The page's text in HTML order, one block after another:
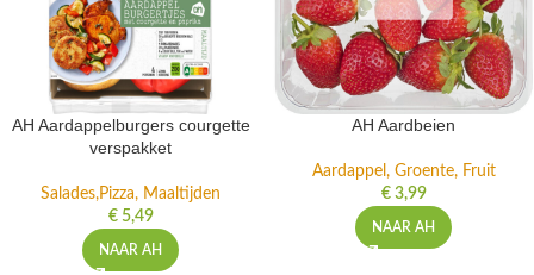
AH Aardappelburgers courgette
verspakket
Salades,Pizza, Maaltijden
€5,49
NAAR AH
AH Aardbeien
Aardappel, Groente, Fruit
€3,99
NAAR AH